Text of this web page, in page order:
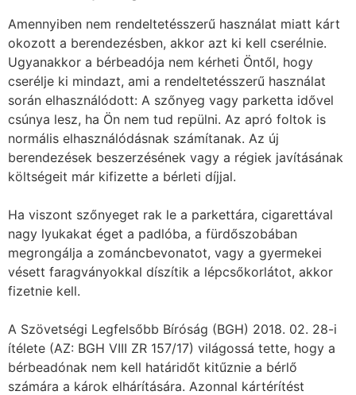
Amennyiben nem rendeltetésszerű használat miatt kárt
okozott a berendezésben, akkor azt ki kell cserélnie.
Ugyanakkor a bérbeadója nem kérheti Öntől, hogy
cserélje ki mindazt, ami a rendeltetésszerű használat
során elhasználódott: A szőnyeg vagy parketta idővel
csúnya lesz, ha Ön nem tud repülni. Az apró foltok is
normális elhasználódásnak számítanak. Az új
berendezések beszerzésének vagy a régiek javításának
költségeit már kifizette a bérleti díjjal.
Ha viszont szőnyeget rak le a parkettára, cigarettával
nagy lyukakat éget a padlóba, a fürdőszobában
megrongálja a zománcbevonatot, vagy a gyermekei
vésett faragványokkal díszítik a lépcsőkorlátot, akkor
fizetnie kell.
A Szövetségi Legfelsőbb Bíróság (BGH) 2018. 02. 28-i
ítélete (AZ: BGH VIII ZR 157/17) világossá tette, hogy a
bérbeadónak nem kell határidőt kitűznie a bérlő
számára a károk elhárítására. Azonnal kártérítést